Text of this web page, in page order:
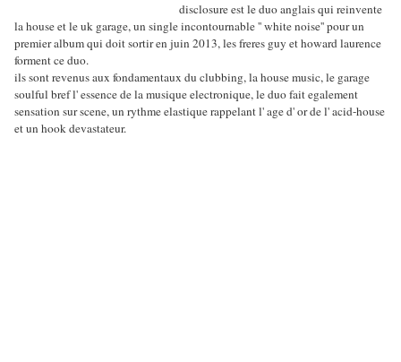
disclosure est le duo anglais qui reinvente
la house et le uk garage, un single incontournable '' white noise'' pour un
premier album qui doit sortir en juin 2013, les freres guy et howard laurence
forment ce duo.
ils sont revenus aux fondamentaux du clubbing, la house music, le garage
soulful bref l' essence de la musique electronique, le duo fait egalement
sensation sur scene, un rythme elastique rappelant l' age d' or de l' acid-house
et un hook devastateur.